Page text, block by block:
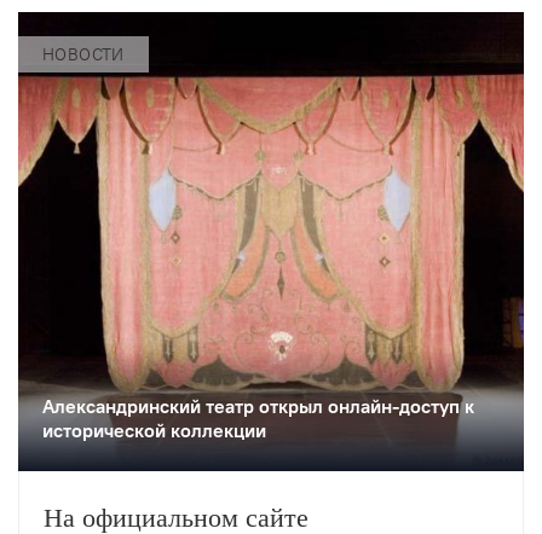
НОВОСТИ
Александринский театр открыл онлайн-доступ к
исторической коллекции
На официальном сайте